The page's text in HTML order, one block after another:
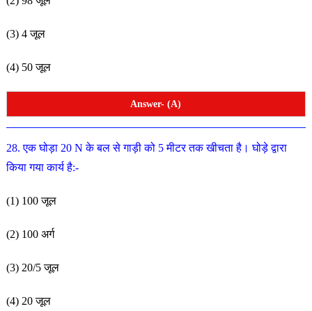
(3) 4 जूल
(4) 50 जूल
Answer- (A)
28. एक घोड़ा 20 N के बल से गाड़ी को 5 मीटर तक खीचता है। घोड़े द्वारा
किया गया कार्य है:-
(1) 100 जूल
(2) 100 अर्ग
(3) 20/5 जूल
(4) 20 जूल